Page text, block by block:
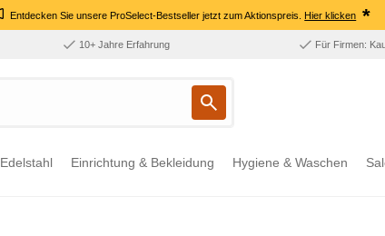
Entdecken Sie unsere ProSelect-Bestseller jetzt zum Aktionspreis.Hier klicken *
10+ Jahre Erfahrung Für Firmen:
Edelstahl Einrichtung & Bekleidung Hygiene & Waschen